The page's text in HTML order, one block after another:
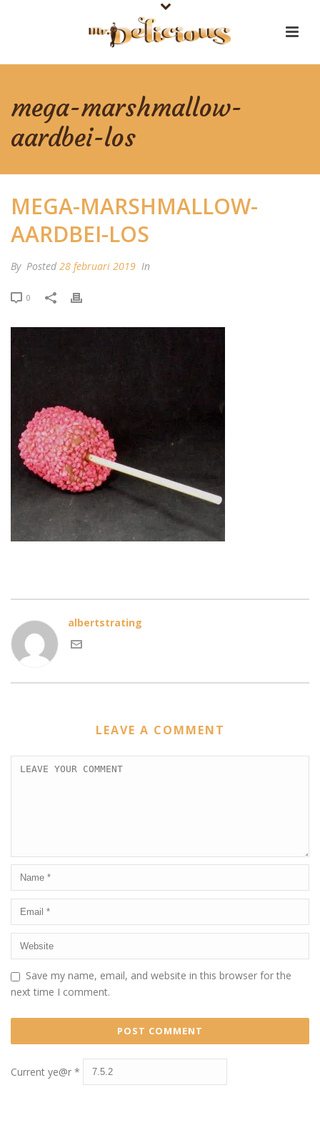
mega-marshmallow-
aardbei-los
MEGA-MARSHMALLOW-
AARDBEI-LOS
By Posted 28 februari 2019 In
0
albertstrating
LEAVE A COMMENT
Save my name, email, and website in this browser for the
next time I comment.
Current ye@r *